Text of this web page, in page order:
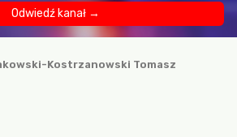
Odwiedź kanał →
Kostrzanowski Tomasz